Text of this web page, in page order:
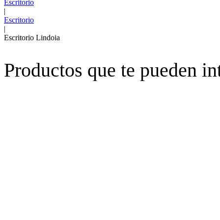
Escritorio
|
Escritorio
|
Escritorio Lindoia
Productos que te pueden